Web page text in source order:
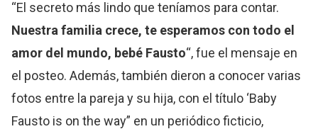
“El secreto más lindo que teníamos para contar.
Nuestra familia crece, te esperamos con todo el
amor del mundo, bebé Fausto“, fue el mensaje en
el posteo. Además, también dieron a conocer varias
fotos entre la pareja y su hija, con el título ‘Baby
Fausto is on the way” en un periódico ficticio,